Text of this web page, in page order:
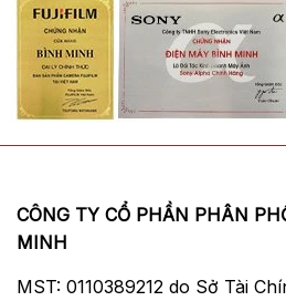
CÔNG TY CỔ PHẦN PHÂN
MINH
MST: 0110389212 do Sở Tài